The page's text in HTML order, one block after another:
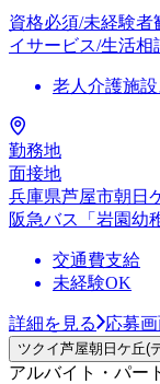
資格必須/未経験
イサービス/生活相
老人介護施
勤務地
面接地
兵庫県芦屋市朝日
阪急バス「岩園幼
交通費支給
未経験OK
詳細を見る 応募
ツクイ芦屋朝日ケ丘(
アルバイト・パー